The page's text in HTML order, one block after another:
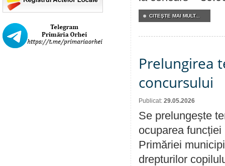
CITEŞTE MAI MULT...
Prelungirea
concursului
Publicat: 29.05.2026
Se prelungește
ocuparea
Primăriei
drepturilor